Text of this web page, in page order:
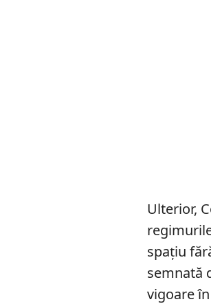
Ulterior,
spațiu
semnată
vigoare